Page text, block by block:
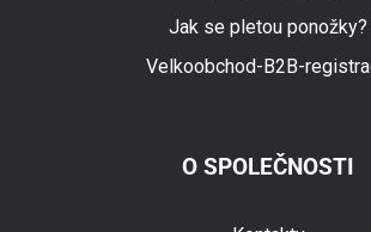
Jak se pletou ponožky?
Velkoobchod-B2B-
O SPOLEČNOSTI